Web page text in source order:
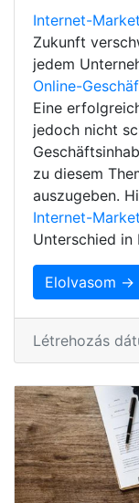
Internet-
Zukunft
jedem
Online-
Eine
jedoch nicht
zu diesem
auszugeben.
Internet-
Unterschied in
Elolvasom →
Létrehozás